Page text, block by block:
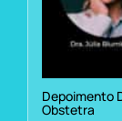
Depoimento
Obstetra